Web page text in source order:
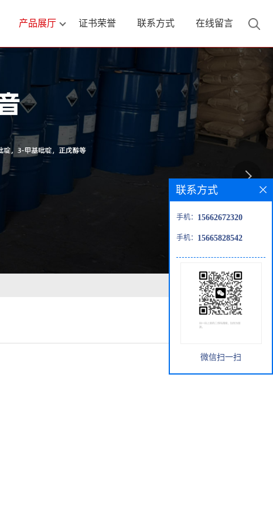
产品展厅 证书荣誉 联系方式 在线留言
联系方式
手机： 15662672320
手机： 15665828542
微信扫一扫